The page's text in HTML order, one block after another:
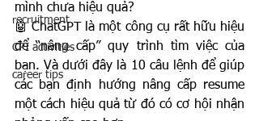
recruitment
CPI activities
career tips
mình chưa hiệu quả?
🤖 ChatGPT là một công cụ rất hữu hiệu
để “nâng cấp” quy trình tìm việc của
bạn. Và dưới đây là 10 câu lệnh để giúp
các bạn định hướng nâng cấp resume
một cách hiệu quả từ đó có cơ hội nhận